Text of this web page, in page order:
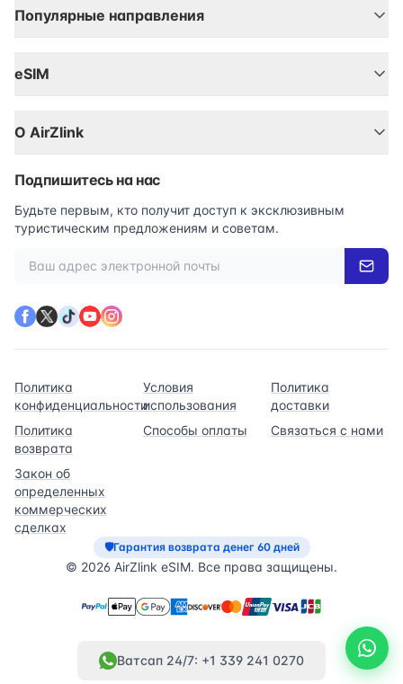
Популярные направления
eSIM
О AirZlink
Подпишитесь на нас
Будьте первым, кто получит доступ к эксклюзивным
туристическим предложениям и советам.
Политика
конфиденциальности
Условия
использования
Политика
доставки
Политика
возврата
Способы оплаты Связаться с нами
Закон об
определенных
коммерческих
сделках
🛡Гарантия возврата денег 60 дней
© 2026 AirZlink eSIM. Все права защищены.
Ватсап 24/7: +1 339 241 0270